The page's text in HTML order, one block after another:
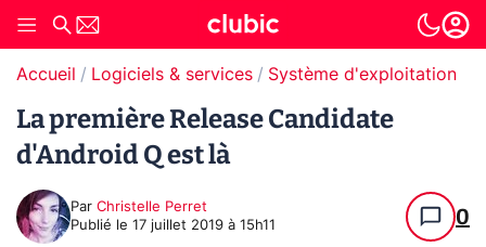
Accueil Logiciels & services Système d'exploitation
La première Release Candidate
d'Android Q est là
Par Christelle Perret
Publié le 17 juillet 2019 à 15h11 0